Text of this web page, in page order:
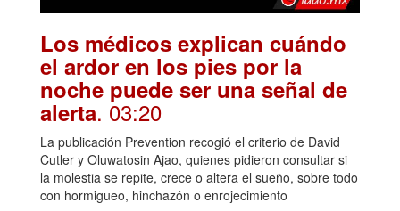
Los médicos explican cuándo
el ardor en los pies por la
noche puede ser una señal de
alerta. 03:20
La publicación Prevention recogió el criterio de David
Cutler y Oluwatosin Ajao, quienes pidieron consultar si
la molestia se repite, crece o altera el sueño, sobre todo
con hormigueo, hinchazón o enrojecimiento